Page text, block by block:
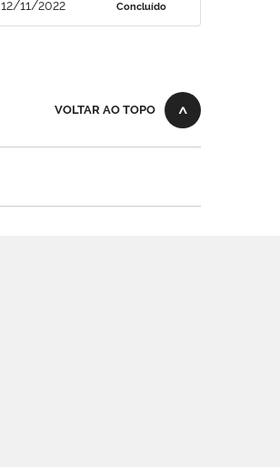
12/11/2022 Concluído
VOLTAR AO TOPO